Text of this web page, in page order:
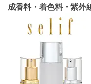
成香料・着色料・紫外